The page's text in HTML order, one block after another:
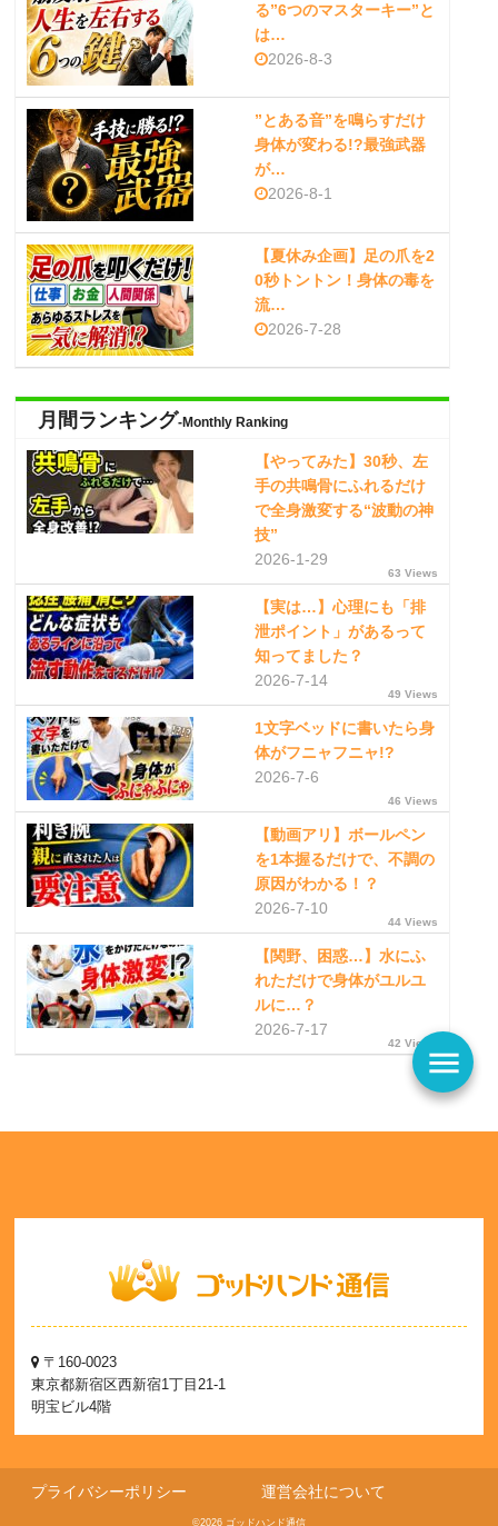
る”6つのマスターキー”と
は…
2026-8-3
”とある音”を鳴らすだけ
身体が変わる!?最強武器
が…
2026-8-1
【夏休み企画】足の爪を2
0秒トントン！身体の毒を
流…
2026-7-28
月間ランキング-Monthly Ranking
【やってみた】30秒、左
手の共鳴骨にふれるだけ
で全身激変する“波動の神
技”
2026-1-29
63 Views
【実は…】心理にも「排
泄ポイント」があるって
知ってました？
2026-7-14
49 Views
1文字ベッドに書いたら身
体がフニャフニャ!?
2026-7-6
46 Views
【動画アリ】ボールペン
を1本握るだけで、不調の
原因がわかる！？
2026-7-10
44 Views
【関野、困惑…】水にふ
れただけで身体がユルユ
ルに…？
2026-7-17
42 Views
menu
〒160-0023
東京都新宿区西新宿1丁目21-1
明宝ビル4階
プライバシーポリシー 運営会社について
©2026 ゴッドハンド通信